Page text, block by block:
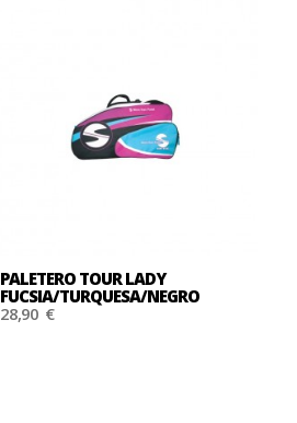
PALETERO TOUR LADY
FUCSIA/TURQUESA/NEGRO
28,90 €